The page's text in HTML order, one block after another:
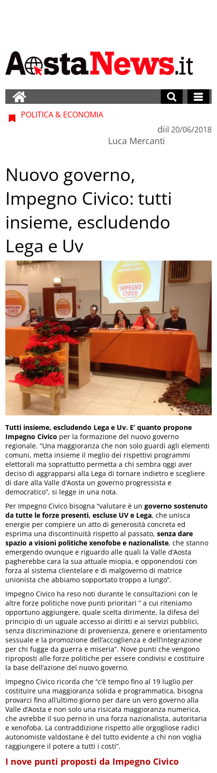
POLITICA & ECONOMIA
di
Luca Mercanti
il 20/06/2018
Nuovo governo,
Impegno Civico: tutti
insieme, escludendo
Lega e Uv
Tutti insieme, escludendo Lega e Uv. E’ quanto propone
Impegno Civico per la formazione del nuovo governo
regionale. “Una maggioranza che non solo guardi agli elementi
comuni, metta insieme il meglio dei rispettivi programmi
elettorali ma soprattutto permetta a chi sembra oggi aver
deciso di aggrapparsi alla Lega di tornare indietro e scegliere
di dare alla Valle d’Aosta un governo progressista e
democratico”, si legge in una nota.
Per Impegno Civico bisogna “valutare è ungoverno sostenuto
da tutte le forze presenti, escluse UV e Lega, che unisca
energie per compiere un atto di generosità concreta ed
esprima una discontinuità rispetto al passato,senza dare
spazio a visioni politiche xenofobe e nazionaliste, che stanno
emergendo ovunque e riguardo alle quali la Valle d’Aosta
pagherebbe cara la sua attuale miopia, e opponendosi con
forza al sistema clientelare e di malgoverno di matrice
unionista che abbiamo sopportato troppo a lungo”.
Impegno Civico ha reso noti durante le consultazioni con le
altre forze politiche nove punti prioritari ” a cui riteniamo
opportuno aggiungere, quale scelta dirimente, la difesa del
principio di un uguale accesso ai diritti e ai servizi pubblici,
senza discriminazione di provenienza, genere e orientamento
sessuale e la promozione dell’accoglienza e dell’integrazione
per chi fugge da guerra e miseria”. Nove punti che vengono
riproposti alle forze politiche per essere condivisi e costituire
la base dell’azione del nuovo governo.
Impegno Civico ricorda che “c’è tempo fino al 19 luglio per
costituire una maggioranza solida e programmatica, bisogna
provarci fino all’ultimo giorno per dare un vero governo alla
Valle d’Aosta e non solo una risicata maggioranza numerica,
che avrebbe il suo perno in una forza nazionalista, autoritaria
e xenofoba. La contraddizione rispetto alle orgogliose radici
autonomiste valdostane è del tutto evidente a chi non voglia
raggiungere il potere a tutti i costi”.
I nove punti proposti da Impegno Civico